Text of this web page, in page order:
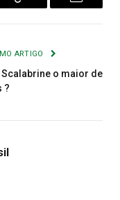
Copiar
E-
ARTIGO
o maior de
?